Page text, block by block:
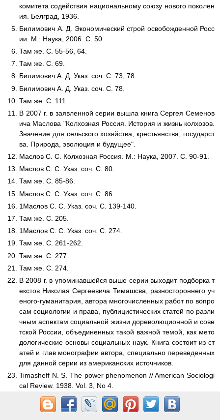
комитета содействия национальному союзу нового поколен
ия. Белград, 1936.
Билимович А. Д. Экономический строй освобожденной Росс
ии. М.: Наука, 2006. С. 50.
Там же. С. 55-56, 64.
Там же. С. 69.
Билимович А. Д. Указ. соч. С. 73, 78.
Билимович А. Д. Указ. соч. С. 78.
Там же. С. 111.
В 2007 г. в заявленной серии вышла книга Сергея Семенов
ича Маслова "Колхозная Россия. История и жизнь колхозов.
Значение для сельского хозяйства, крестьянства, государст
ва. Природа, эволюция и будущее".
Маслов С. С. Колхозная Россия. М.: Наука, 2007. С. 90-91.
Маслов С. С. Указ. соч. С. 80.
Там же. С. 85-86.
Маслов С. С. Указ. соч. С. 86.
1Маслов С. С. Указ. соч. С. 139-140.
Там же. С. 205.
1Маслов С. С. Указ. соч. С. 274.
Там же. С. 261-262.
Там же. С. 277.
Там же. С. 274.
В 2008 г. в упоминавшейся выше серии выходит подборка т
екстов Николая Сергеевича Тимашсва, разностороннего уч
еного-гуманитария, автора многочисленных работ по вопро
сам социологии и права, публицистических статей по разли
чным аспектам социальной жизни дореволюционной и сове
тской России, объединенных такой важной темой, как мето
дологические основы социальных наук. Книга состоит из ст
атей и глав монографии автора, специально переведенных
для данной серии из американских источников.
Timasheff N. S. The power phenomenon // American Sociologi
cal Review. 1938. Vol. 3, No 4.
Timasheff N. S. Sociological theory. Its nature and growth. Ch.
11: The decline of evolutionism and the rise of neo-positivism;